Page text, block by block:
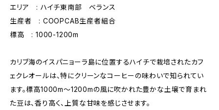
エリア : ハイチ東南部 ベランス
生産者 : COOPCAB生産者組合
標高 : 1000-1200m
カリブ海のイスパニョーラ島に位置するハイチで栽培されたカフ
ェクレオールは、特にクリーンなコーヒーの味わいで知られてい
ます。標高1000m～1200mの風に吹かれた豊かな土壌で育まれ
た豆は、香り高く、上質な甘味を感じさせます。